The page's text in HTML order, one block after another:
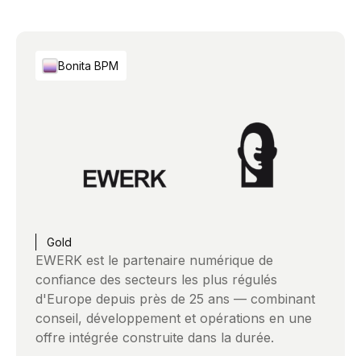
Bonita BPM
Gold
EWERK est le partenaire numérique de
confiance des secteurs les plus régulés
d'Europe depuis près de 25 ans — combinant
conseil, développement et opérations en une
offre intégrée construite dans la durée.